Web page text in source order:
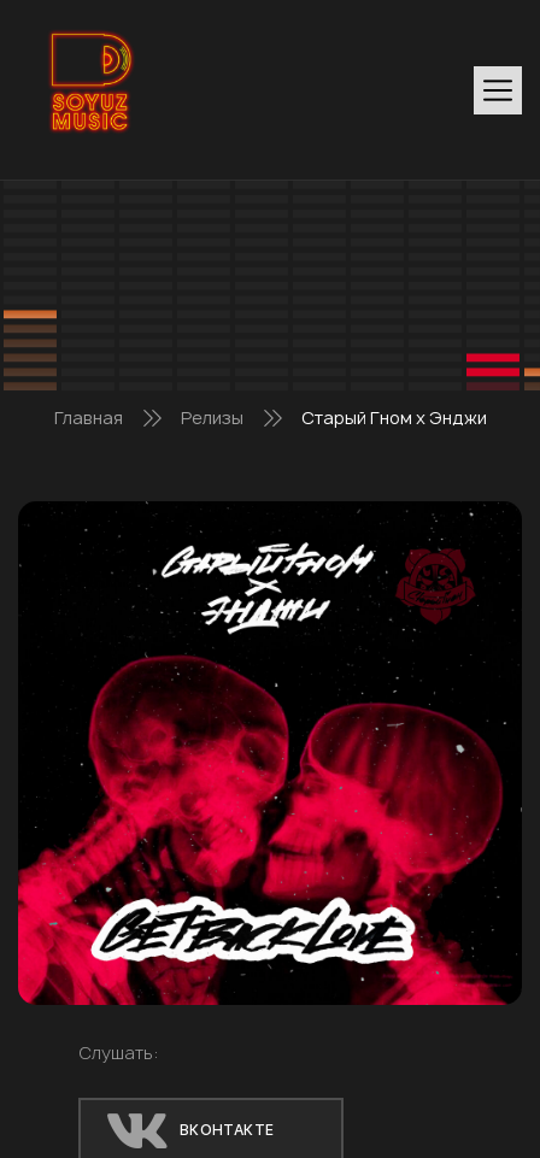
Главная Релизы Старый Гном х Энджи
Слушать:
ВКОНТАКТЕ